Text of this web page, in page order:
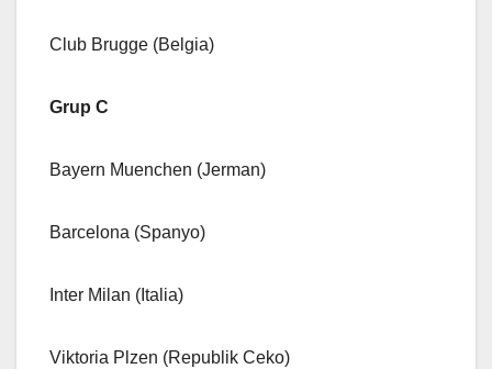
Club Brugge (Belgia)
Grup C
Bayern Muenchen (Jerman)
Barcelona (Spanyo)
Inter Milan (Italia)
Viktoria Plzen (Republik Ceko)